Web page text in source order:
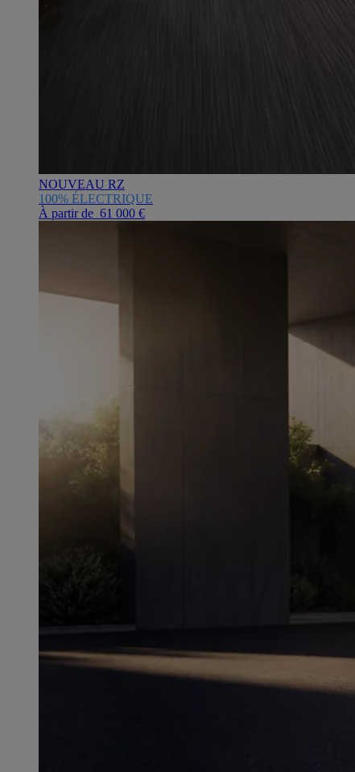
NOUVEAU RZ
100% ÉLECTRIQUE
À partir de 61 000 €